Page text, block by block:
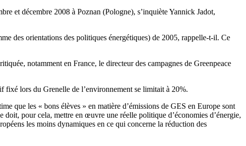
et décembre 2008 à Poznan (Pologne), s’inquiète Yannick Jadot,
des orientations des politiques énergétiques) de 2005, rappelle-t-il. Ce
notamment en France, le directeur des campagnes de Greenpeace
fixé lors du Grenelle de l’environnement se limitait à 20%.
que les « bons élèves » en matière d’émissions de GES en Europe sont
pour cela, mettre en œuvre une réelle politique d’économies d’énergie,
les moins dynamiques en ce qui concerne la réduction des